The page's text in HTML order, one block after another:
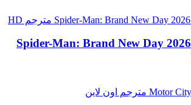
شاهد فيلم Spider-Man: Brand New Day 2026